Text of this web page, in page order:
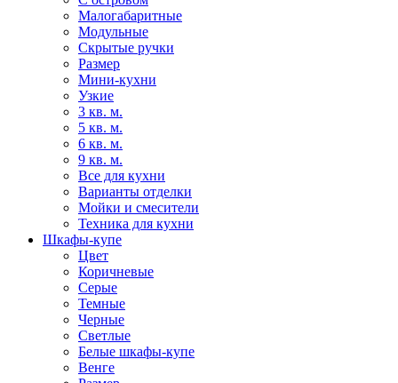
Малогабаритные
Модульные
Скрытые ручки
Размер
Мини-кухни
Узкие
3 кв. м.
5 кв. м.
6 кв. м.
9 кв. м.
Все для кухни
Варианты отделки
Мойки и смесители
Техника для кухни
Шкафы-купе
Цвет
Коричневые
Серые
Темные
Черные
Светлые
Белые шкафы-купе
Венге